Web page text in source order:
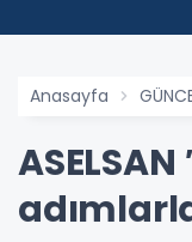
Anasayfa